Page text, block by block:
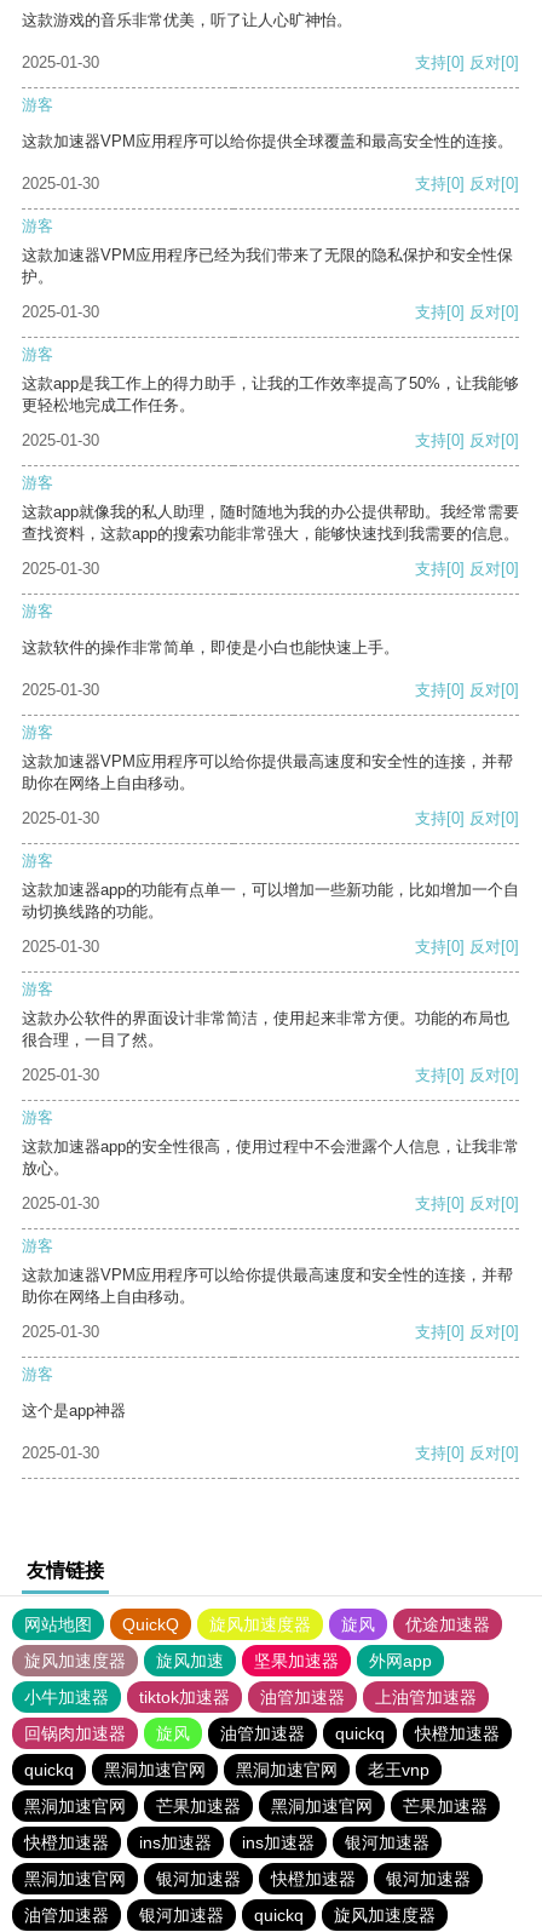
这款游戏的音乐非常优美，听了让人心旷神怡。
2025-01-30 支持[0] 反对[0]
游客
这款加速器VPM应用程序可以给你提供全球覆盖和最高安全性的连接。
2025-01-30 支持[0] 反对[0]
游客
这款加速器VPM应用程序已经为我们带来了无限的隐私保护和安全性保
护。
2025-01-30
支持[0] 反对[0]
游客
这款app是我工作上的得力助手，让我的工作效率提高了50%，让我能够
更轻松地完成工作任务。
2025-01-30
支持[0] 反对[0]
游客
这款app就像我的私人助理，随时随地为我的办公提供帮助。我经常需要
查找资料，这款app的搜索功能非常强大，能够快速找到我需要的信息。
2025-01-30
支持[0] 反对[0]
游客
这款软件的操作非常简单，即使是小白也能快速上手。
2025-01-30 支持[0] 反对[0]
游客
这款加速器VPM应用程序可以给你提供最高速度和安全性的连接，并帮
助你在网络上自由移动。
2025-01-30
支持[0] 反对[0]
游客
这款加速器app的功能有点单一，可以增加一些新功能，比如增加一个自
动切换线路的功能。
2025-01-30
支持[0] 反对[0]
游客
这款办公软件的界面设计非常简洁，使用起来非常方便。功能的布局也
很合理，一目了然。
2025-01-30
支持[0] 反对[0]
游客
这款加速器app的安全性很高，使用过程中不会泄露个人信息，让我非常
放心。
2025-01-30
支持[0] 反对[0]
游客
这款加速器VPM应用程序可以给你提供最高速度和安全性的连接，并帮
助你在网络上自由移动。
2025-01-30
支持[0] 反对[0]
游客
这个是app神器
2025-01-30 支持[0] 反对[0]
友情链接
网站地图 QuickQ 旋风加速度器 旋风
优途加速器
旋风加速度器
旋风加速 坚果加速器
外网app
小牛加速器
tiktok加速器 油管加速器
上油管加速器
回锅肉加速器
旋风 油管加速器 quickq
快橙加速器
quickq
黑洞加速官网 黑洞加速官网
老王vnp
黑洞加速官网
芒果加速器 黑洞加速官网
芒果加速器
快橙加速器
ins加速器 ins加速器
银河加速器
黑洞加速官网
银河加速器 快橙加速器
银河加速器
油管加速器
银河加速器 quickq 旋风加速度器